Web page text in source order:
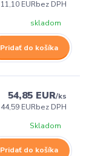
11,10 EURbez DPH
skladom
Pridať do košíka
54,85 EUR/ks
44,59 EURbez DPH
Skladom
Pridať do košíka